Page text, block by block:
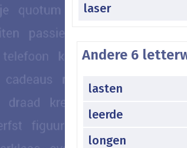
laser
Andere 6
lasten
leerde
longen